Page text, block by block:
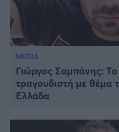
MEDIA
Γιώργος Σαμπάνης: Το
τραγουδιστή με θέμα
Ελλάδα